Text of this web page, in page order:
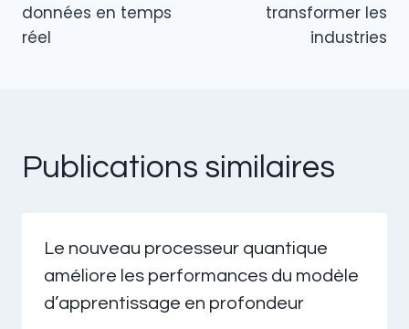
données en temps
réel
transformer les
industries
Publications similaires
Le nouveau processeur quantique
améliore les performances du modèle
d’apprentissage en profondeur